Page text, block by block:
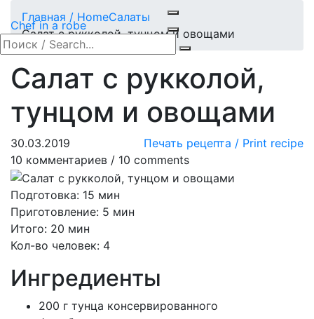
Chef in a robe
Главная / HomeСалаты
Салат с рукколой, тунцом и овощами
Салат с рукколой,
тунцом и овощами
30.03.2019
Печать рецепта / Print recipe
10 комментариев / 10 comments
Подготовка: 15 мин
Приготовление: 5 мин
Итого: 20 мин
Кол-во человек: 4
Ингредиенты
200 г тунца консервированного